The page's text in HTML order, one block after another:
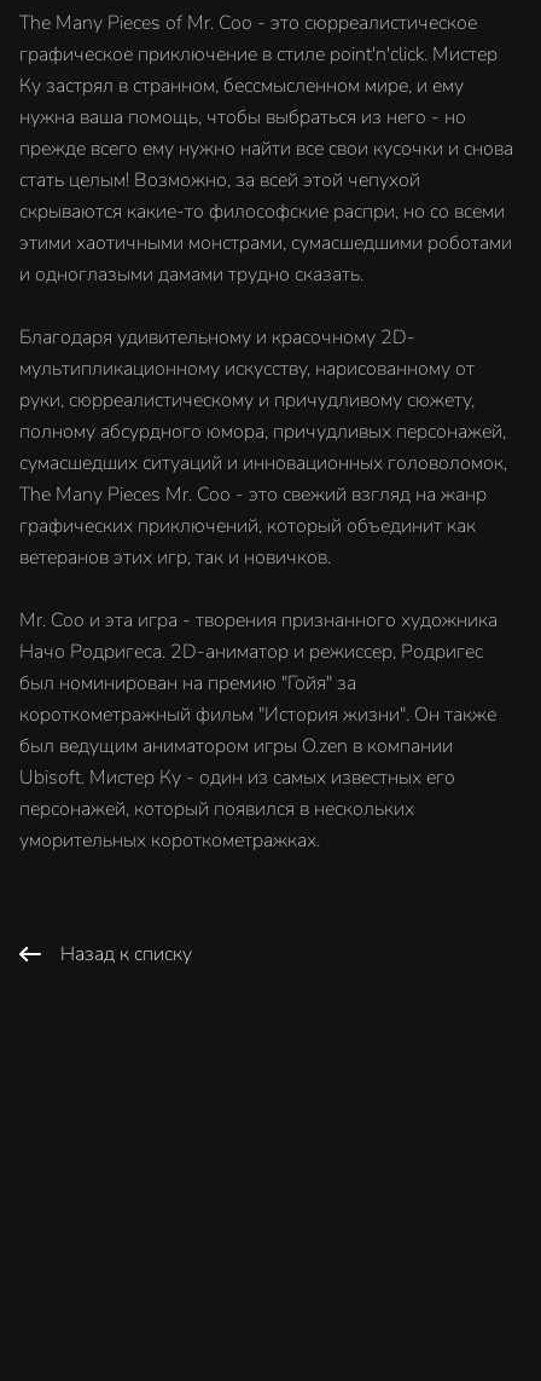
The Many Pieces of Mr. Coo - это сюрреалистическое
графическое приключение в стиле point'n'click. Мистер
Ку застрял в странном, бессмысленном мире, и ему
нужна ваша помощь, чтобы выбраться из него - но
прежде всего ему нужно найти все свои кусочки и снова
стать целым! Возможно, за всей этой чепухой
скрываются какие-то философские распри, но со всеми
этими хаотичными монстрами, сумасшедшими роботами
и одноглазыми дамами трудно сказать.
Благодаря удивительному и красочному 2D-
мультипликационному искусству, нарисованному от
руки, сюрреалистическому и причудливому сюжету,
полному абсурдного юмора, причудливых персонажей,
сумасшедших ситуаций и инновационных головоломок,
The Many Pieces Mr. Coo - это свежий взгляд на жанр
графических приключений, который объединит как
ветеранов этих игр, так и новичков.
Mr. Coo и эта игра - творения признанного художника
Начо Родригеса. 2D-аниматор и режиссер, Родригес
был номинирован на премию "Гойя" за
короткометражный фильм "История жизни". Он также
был ведущим аниматором игры O.zen в компании
Ubisoft. Мистер Ку - один из самых известных его
персонажей, который появился в нескольких
уморительных короткометражках.
Назад к списку